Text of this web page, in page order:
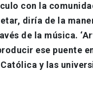
con la
diría de la
de la música.
ese puente
y las